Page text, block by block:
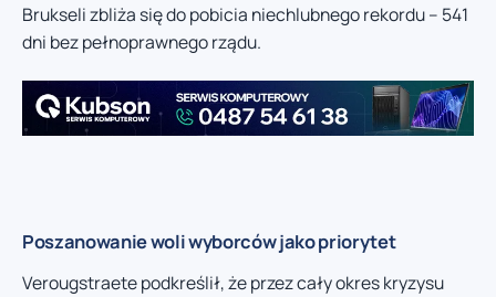
Brukseli zbliża się do pobicia niechlubnego rekordu – 541
dni bez pełnoprawnego rządu.
Poszanowanie woli wyborców jako priorytet
Verougstraete podkreślił, że przez cały okres kryzysu